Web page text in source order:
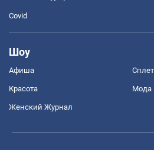
Covid
Шоу
Афиша
Красота Мода
Женский Журнал